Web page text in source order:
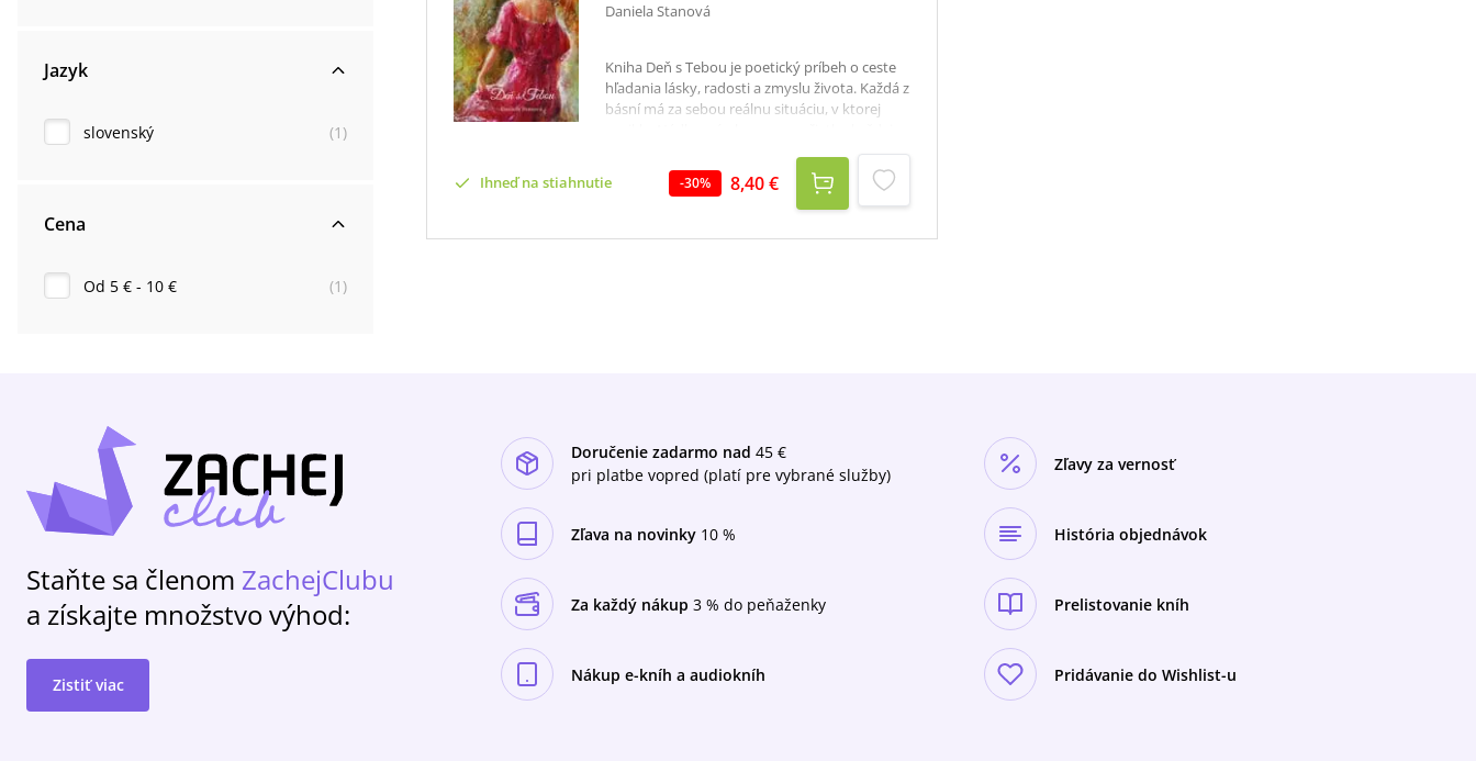
Jazyk
slovenský (1 )
Cena
Od 5 € - 10 € (1 )
Daniela Stanová
Kniha Deň s Tebou je poetický príbeh o ceste
hľadania lásky, radosti a zmyslu života. Každá z
básní má za sebou reálnu situáciu, v ktorej
kapitoly, ktoré namaľoval Cyril Uhnák, boli
vytvorené nezávisle od básní a napriek tomu
sa s nimi až zázračne dopĺňajú. Verše a obrazy
prevedú čitateľa krajinami hľadania, strácania a
nachádzania. Krajinami, cez ktoré prechádza
Ihneď na stiahnutie -30% 8,40 €
Staňte sa členom ZachejClubu
a získajte množstvo výhod:
Zistiť viac
Doručenie zadarmo nad 45 €
pri platbe vopred (platí pre vybrané služby)
Zľavy za vernosť
Zľava na novinky 10 % História objednávok
Za každý nákup 3 % do peňaženky Prelistovanie kníh
Nákup e-kníh a audiokníh Pridávanie do Wishlist-u